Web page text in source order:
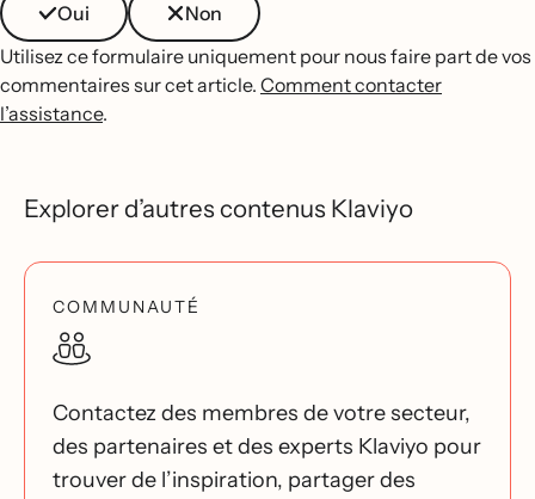
Oui
Non
Utilisez ce formulaire uniquement pour nous faire part de vos
commentaires sur cet article. Comment contacter
l’assistance.
Explorer d’autres contenus Klaviyo
COMMUNAUTÉ
Contactez des membres de votre secteur,
des partenaires et des experts Klaviyo pour
trouver de l’inspiration, partager des